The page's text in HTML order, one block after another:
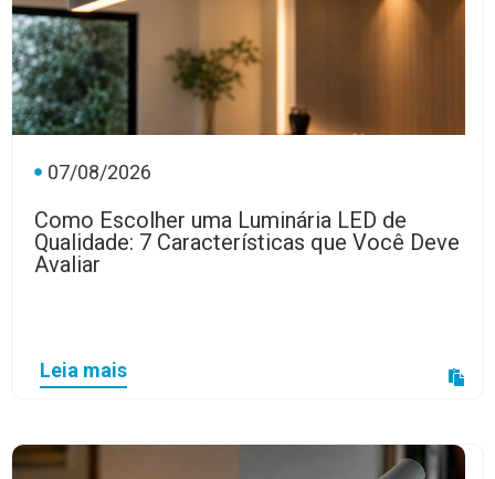
07/08/2026
Como Escolher uma Luminária LED de
Qualidade: 7 Características que Você Deve
Avaliar
Leia mais